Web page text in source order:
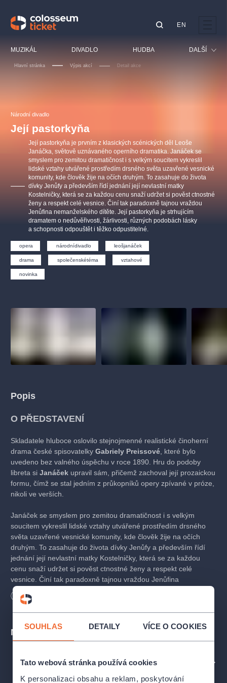
SOUHLAS DETAILY VÍCE O COOKIES
Tato webová stránka používá cookies
K personalizaci obsahu a reklam, poskytování
MUZIKÁL DIVADLO HUDBA DALŠÍ
Sport
Ostatní
EN
Hlavní stránka Výpis akcí Detail akce
Národní divadlo
Její pastorkyňa
Její pastorkyňa je prvním z klasických scénických děl Leoše
Janáčka, světově uznávaného operního dramatika. Janáček se
smyslem pro zemitou dramatičnost i s velkým soucitem vykreslil
lidské vztahy utvářené prostředím drsného světa uzavřené vesnické
komunity, kde člověk žije na očích druhým. To zasahuje do života
dívky Jenůfy a především řídí jednání její nevlastní matky
Kostelničky, která se za každou cenu snaží udržet si pověst ctnostné
ženy a respekt celé vesnice. Činí tak paradoxně tajnou vraždou
Jenůfina nemanželského dítěte. Její pastorkyňa je strhujícím
dramatem o nedůvěřivosti, žárlivosti, různých podobách lásky
a schopnosti odpouštět i těžko odpustitelné.
opera národnídivadlo leošjanáček
drama společenskétéma vztahové
novinka
Popis
O PŘEDSTAVENÍ
Skladatele hluboce oslovilo stejnojmenné realistické činoherní
drama české spisovatelky Gabriely Preissové, které bylo
uvedeno bez valného úspěchu v roce 1890. Hru do podoby
libreta si Janáček upravil sám, přičemž zachoval její prozaickou
formu, čímž se stal jedním z průkopníků opery zpívané v próze,
nikoli ve verších.
Janáček se smyslem pro zemitou dramatičnost i s velkým
soucitem vykreslil lidské vztahy utvářené prostředím drsného
světa uzavřené vesnické komunity, kde člověk žije na očích
druhým. To zasahuje do života dívky Jenůfy a především řídí
jednání její nevlastní matky Kostelničky, která se za každou
cenu snaží udržet si pověst ctnostné ženy a respekt celé
vesnice. Činí tak paradoxně tajnou vraždou Jenůfina
nemanželského dítěte.
Její pastorkyňaje strhujícím dramatem o nedůvěřivosti,
žárlivosti, různých podobách lásky a schopnosti odpouštět
i těžko odpustitelné. Práci na opeře dokončil skladatel až na
počátku roku 1903.
Národní divadlo v Praze operu kvůli rozepřím tehdejšího
šéfdirigenta Kovařovice s Janáčkem odmítlo. Byla tedy
Délka
Místa
PROFIL POŘADATELE NÁRODNÍ DIVADLO
OBYČEJNÁ HOLKA
Agentura 44, s.r.o.
s.r.o.
Ostatní hledají
muzikálypraha
Nejnavštěvovanější
muzikálypraha divadlopraha sleva
filmováhudba státníopera rudolfinum
národnídivadlo činohra